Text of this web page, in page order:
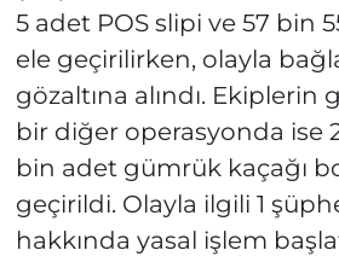
5 adet POS slipi ve 57 bin
ele geçirilirken, olayla
gözaltına alındı.
bir diğer operasyonda ise
bin adet gümrük kaçağı
geçirildi. Olayla ilgili 1
hakkında yasal işlem